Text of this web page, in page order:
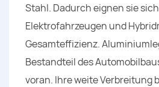
Stahl. Dadurch eignen sie
Elektrofahrzeugen und
Gesamteffizienz.
Bestandteil des
voran. Ihre weite Verbreitung